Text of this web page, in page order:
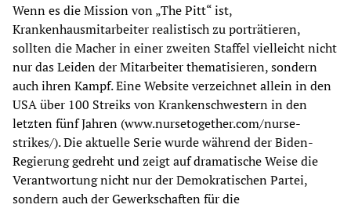
Wenn es die Mission von „The Pitt“ ist,
Krankenhausmitarbeiter realistisch zu porträtieren,
sollten die Macher in einer zweiten Staffel vielleicht nicht
nur das Leiden der Mitarbeiter thematisieren, sondern
auch ihren Kampf. Eine Website verzeichnet allein in den
USA über 100 Streiks von Krankenschwestern in den
letzten fünf Jahren (www.nursetogether.com/nurse-
strikes/). Die aktuelle Serie wurde während der Biden-
Regierung gedreht und zeigt auf dramatische Weise die
Verantwortung nicht nur der Demokratischen Partei,
sondern auch der Gewerkschaften für die